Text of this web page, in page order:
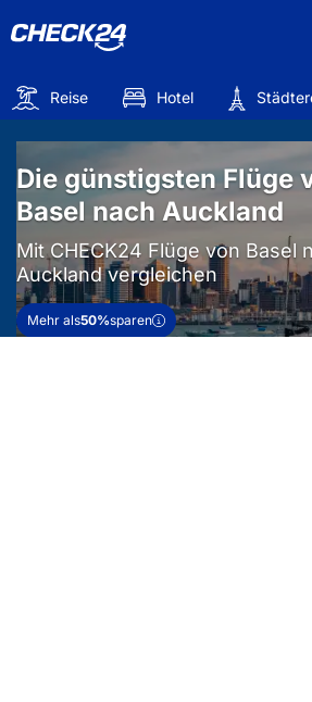
Reise Hotel
Die günstigsten Flüge
Basel nach Auckland
Mit CHECK24 Flüge von Basel
Auckland vergleichen
Mehr als50%sparen